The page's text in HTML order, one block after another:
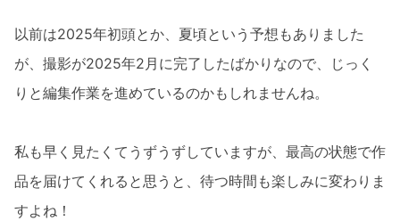
以前は2025年初頭とか、夏頃という予想もありました
が、撮影が2025年2月に完了したばかりなので、じっく
りと編集作業を進めているのかもしれませんね。
私も早く見たくてうずうずしていますが、最高の状態で作
品を届けてくれると思うと、待つ時間も楽しみに変わりま
すよね！